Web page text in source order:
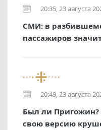
20:35, 23 августа
СМИ: в
пассажиров
20:49, 23 августа
Был ли Пригожин?
свою версию